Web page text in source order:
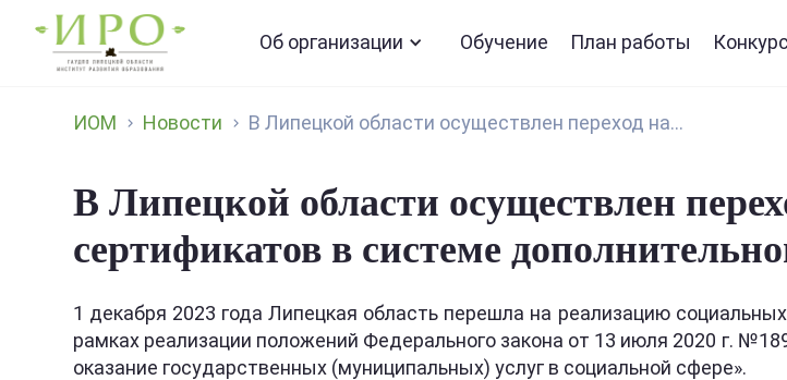
Об организации Обучение План работы
ИОМ Новости В Липецкой области осуществлен переход на...
В Липецкой области осуществлен
сертификатов в системе
1 декабря 2023 года Липецкая область перешла на реализацию
рамках реализации положений Федерального закона от 13 июля 2020 г.
оказание государственных (муниципальных) услуг в социальной сфере».